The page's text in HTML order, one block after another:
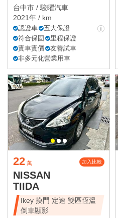
台中市 /駿曜汽車
2021年 / km
認證車
五大保證
符合保固
里程保證
實車實價
友善試車
非多元化營業用車
22 萬 加入比較
NISSAN
TIIDA
Ikey 摸門 定速 雙區恆溫
倒車顯影